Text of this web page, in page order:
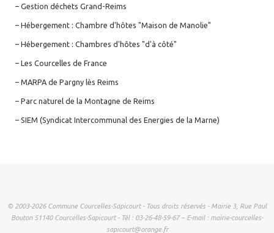
– Gestion déchets Grand-Reims
– Hébergement : Chambre d'hôtes "Maison de Manolie"
– Hébergement : Chambres d'hôtes "d'à côté"
– Les Courcelles de France
– MARPA de Pargny lès Reims
– Parc naturel de la Montagne de Reims
– SIEM (Syndicat Intercommunal des Energies de la Marne)
© 2003-2026 Commune Courcelles-Sapicourt - Tous droits réservés - Mairie 3, Rue Paul
Bouton 51140 Courcelles-Sapicourt - Tél : 03-26-48-59-67 – E-mail : mairie-courcelles-
sapicourt@orange.fr